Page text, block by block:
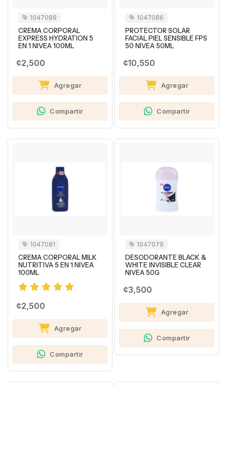
1047089
CREMA CORPORAL
EXPRESS HYDRATION 5
EN 1 NIVEA 100ML
¢2,500
Agregar
Compartir
1047086
PROTECTOR SOLAR
FACIAL PIEL SENSIBLE FPS
50 NIVEA 50ML
¢10,550
Agregar
Compartir
1047081
CREMA CORPORAL MILK
NUTRITIVA 5 EN 1 NIVEA
100ML
¢2,500
Agregar
Compartir
1047079
DESODORANTE BLACK &
WHITE INVISIBLE CLEAR
NIVEA 50G
¢3,500
Agregar
Compartir